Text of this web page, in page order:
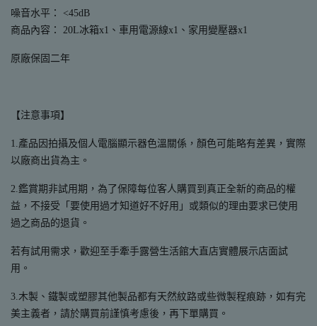
噪音水平： <45dB
商品內容： 20L冰箱x1、車用電源線x1、家用變壓器x1
原廠保固二年
【注意事項】
1.產品因拍攝及個人電腦顯示器色溫關係，顏色可能略有差異，實際
以廠商出貨為主。
2.鑑賞期非試用期，為了保障每位客人購買到真正全新的商品的權
益，不接受「要使用過才知道好不好用」或類似的理由要求已使用
過之商品的退貨。
若有試用需求，歡迎至手牽手露營生活館大直店實體展示店面試
用。
3.木製、鐵製或塑膠其他製品都有天然紋路或些微製程痕跡，如有完
美主義者，請於購買前謹慎考慮後，再下單購買。